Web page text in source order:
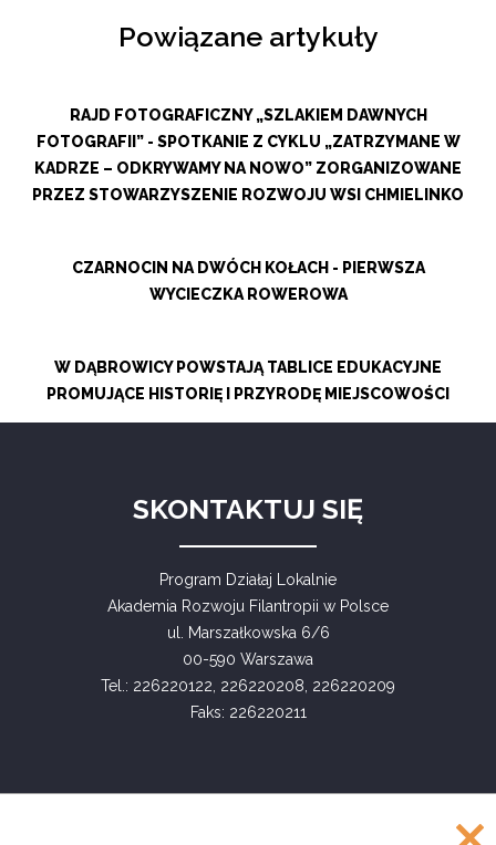
Powiązane artykuły
RAJD FOTOGRAFICZNY „SZLAKIEM DAWNYCH
FOTOGRAFII” - SPOTKANIE Z CYKLU „ZATRZYMANE W
KADRZE – ODKRYWAMY NA NOWO” ZORGANIZOWANE
PRZEZ STOWARZYSZENIE ROZWOJU WSI CHMIELINKO
CZARNOCIN NA DWÓCH KOŁACH - PIERWSZA
WYCIECZKA ROWEROWA
W DĄBROWICY POWSTAJĄ TABLICE EDUKACYJNE
PROMUJĄCE HISTORIĘ I PRZYRODĘ MIEJSCOWOŚCI
SKONTAKTUJ SIĘ
Program Działaj Lokalnie
Akademia Rozwoju Filantropii w Polsce
ul. Marszałkowska 6/6
00-590 Warszawa
Tel.: 226220122, 226220208, 226220209
Faks: 226220211